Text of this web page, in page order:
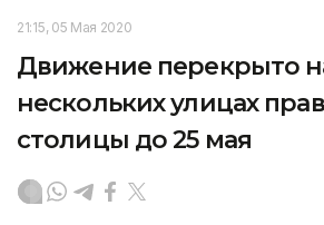
21:15, 05 Мая 2020
Движение перекрыто
нескольких улицах
столицы до 25 мая